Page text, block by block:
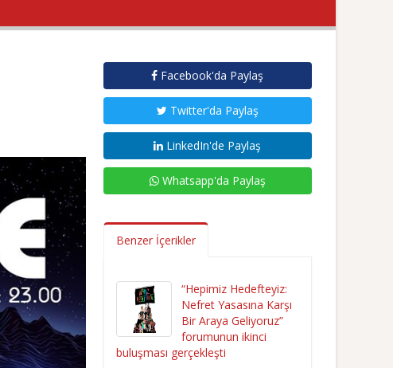
Facebook'da Paylaş
Twitter'da Paylaş
LinkedIn'de Paylaş
Whatsapp'da Paylaş
Benzer İçerikler
“Hepimiz Hedefteyiz:
Nefret Yasasına Karşı
Bir Araya Geliyoruz”
forumunun ikinci
buluşması gerçekleşti